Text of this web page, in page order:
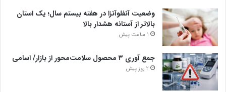
وضعیت آنفلوآنزا در هفته بیستم سال؛ یک استان
بالاتر از آستانه هشدار بالا
1 ساعت پیش
جمع آوری ۳ محصول سلامت‌محور از بازار/ اسامی
2 روز پیش